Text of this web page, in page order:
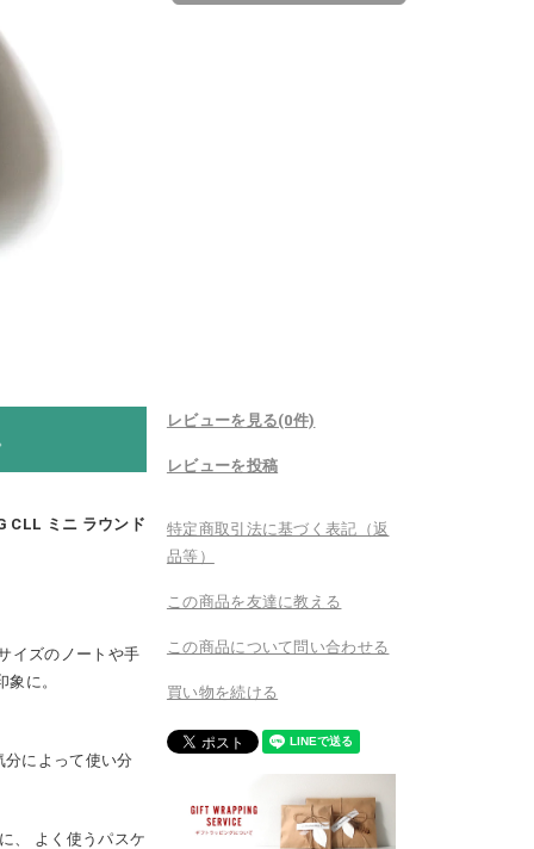
CLL ミニ ラウンド
イズのノートや手
に。
によって使い分
、 よく使うパスケ
レビューを見る(0件)
レビューを投稿
特定商取引法に基づく表記（返
品等）
この商品を友達に教える
この商品について問い合わせる
買い物を続ける